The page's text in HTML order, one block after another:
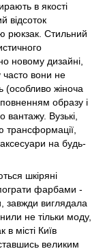
в якості
відсоток
рюкзак. Стильний
новому дизайні,
часто вони не
(особливо жіноча
образу і
Вузькі,
трансформації,
на будь-
шкіряні
фарбами -
завжди виглядала
не тільки моду,
місті Київ
великим